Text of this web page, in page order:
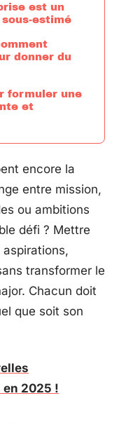
est un
estimé
donner du
formuler une
et
encore la
entre mission,
ou ambitions
défi ? Mettre
transformer le
Chacun doit
que soit son
2025 !